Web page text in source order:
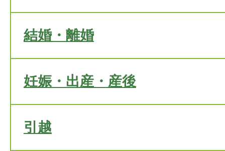
結婚・離婚
妊娠・出産・産後
引越